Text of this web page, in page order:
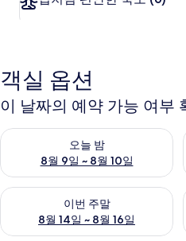
객실 옵션
이 날짜의 예약 가능 여부
오늘 밤
8월 9일 ~ 8월 10일
오늘 밤 예약 가능 여부 확인, 8월
이번 주말
8월 14일 ~ 8월 16일
이번 주말 예약 가능 여부 확인, 8